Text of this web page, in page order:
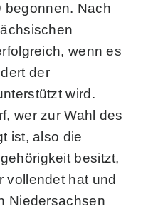
begonnen. Nach
wenn es
der
wird.
wer zur Wahl des
ist, also die
besitzt,
vollendet hat und
Niedersachsen